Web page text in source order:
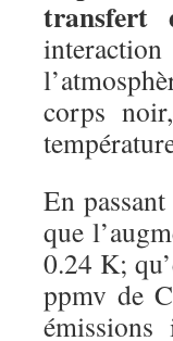
transfert
corps
En
que
0.24 K;
ppmv de